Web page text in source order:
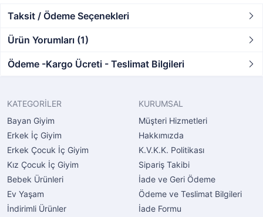
Taksit / Ödeme Seçenekleri
Ürün Yorumları (1)
Ödeme -Kargo Ücreti - Teslimat Bilgileri
KATEGORİLER
Bayan Giyim
Erkek İç Giyim
Erkek Çocuk İç Giyim
Kız Çocuk İç Giyim
Bebek Ürünleri
Ev Yaşam
İndirimli Ürünler
KURUMSAL
Müşteri Hizmetleri
Hakkımızda
K.V.K.K. Politikası
Sipariş Takibi
İade ve Geri Ödeme
Ödeme ve Teslimat Bilgileri
İade Formu